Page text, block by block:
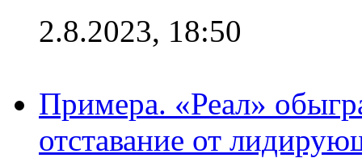
2.8.2023, 18:50
Примера. «Реал»
отставание от